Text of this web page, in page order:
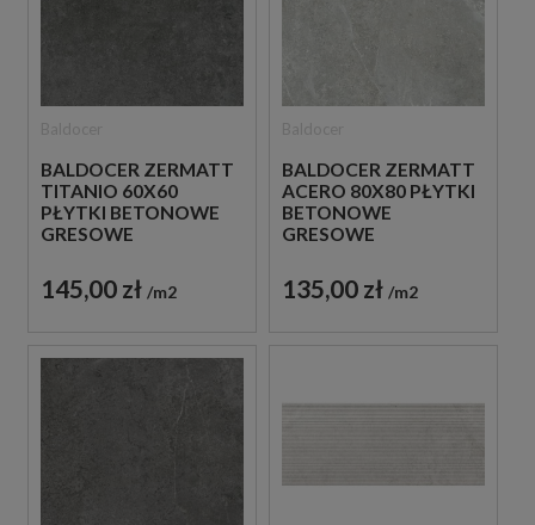
BALDOCER ZERMATT
TITANIO 60X60
PŁYTKI BETONOWE
GRESOWE
145,00 zł m2
BALDOCER ZERMATT
ACERO 80X80 PŁYTKI
BETONOWE
GRESOWE
135,00 zł m2